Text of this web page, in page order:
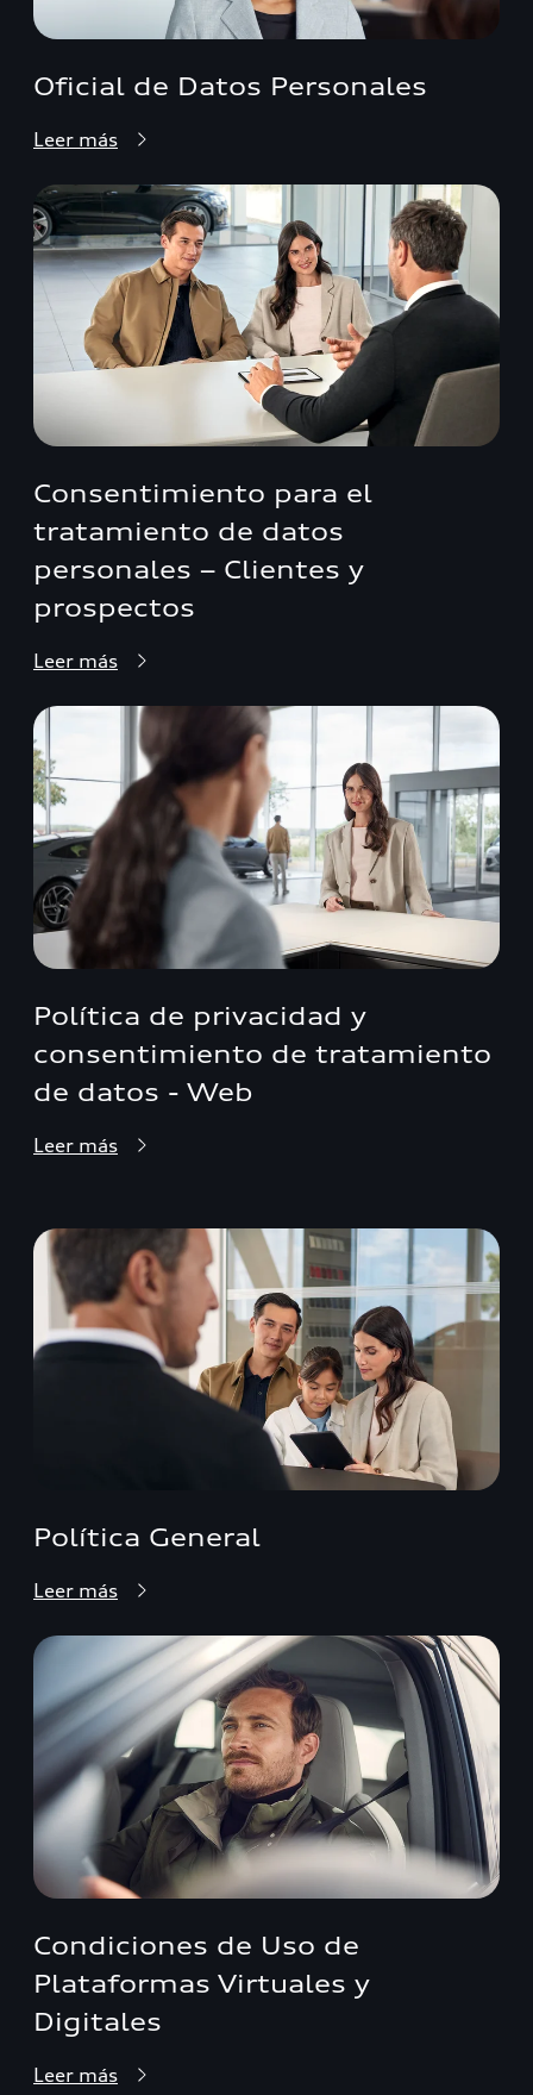
Oficial de Datos Personales
Leer más
Consentimiento para el
tratamiento de datos
personales – Clientes y
prospectos
Leer más
Política de privacidad y
consentimiento de tratamiento
de datos - Web
Leer más
Política General
Leer más
Condiciones de Uso de
Plataformas Virtuales y
Digitales
Leer más